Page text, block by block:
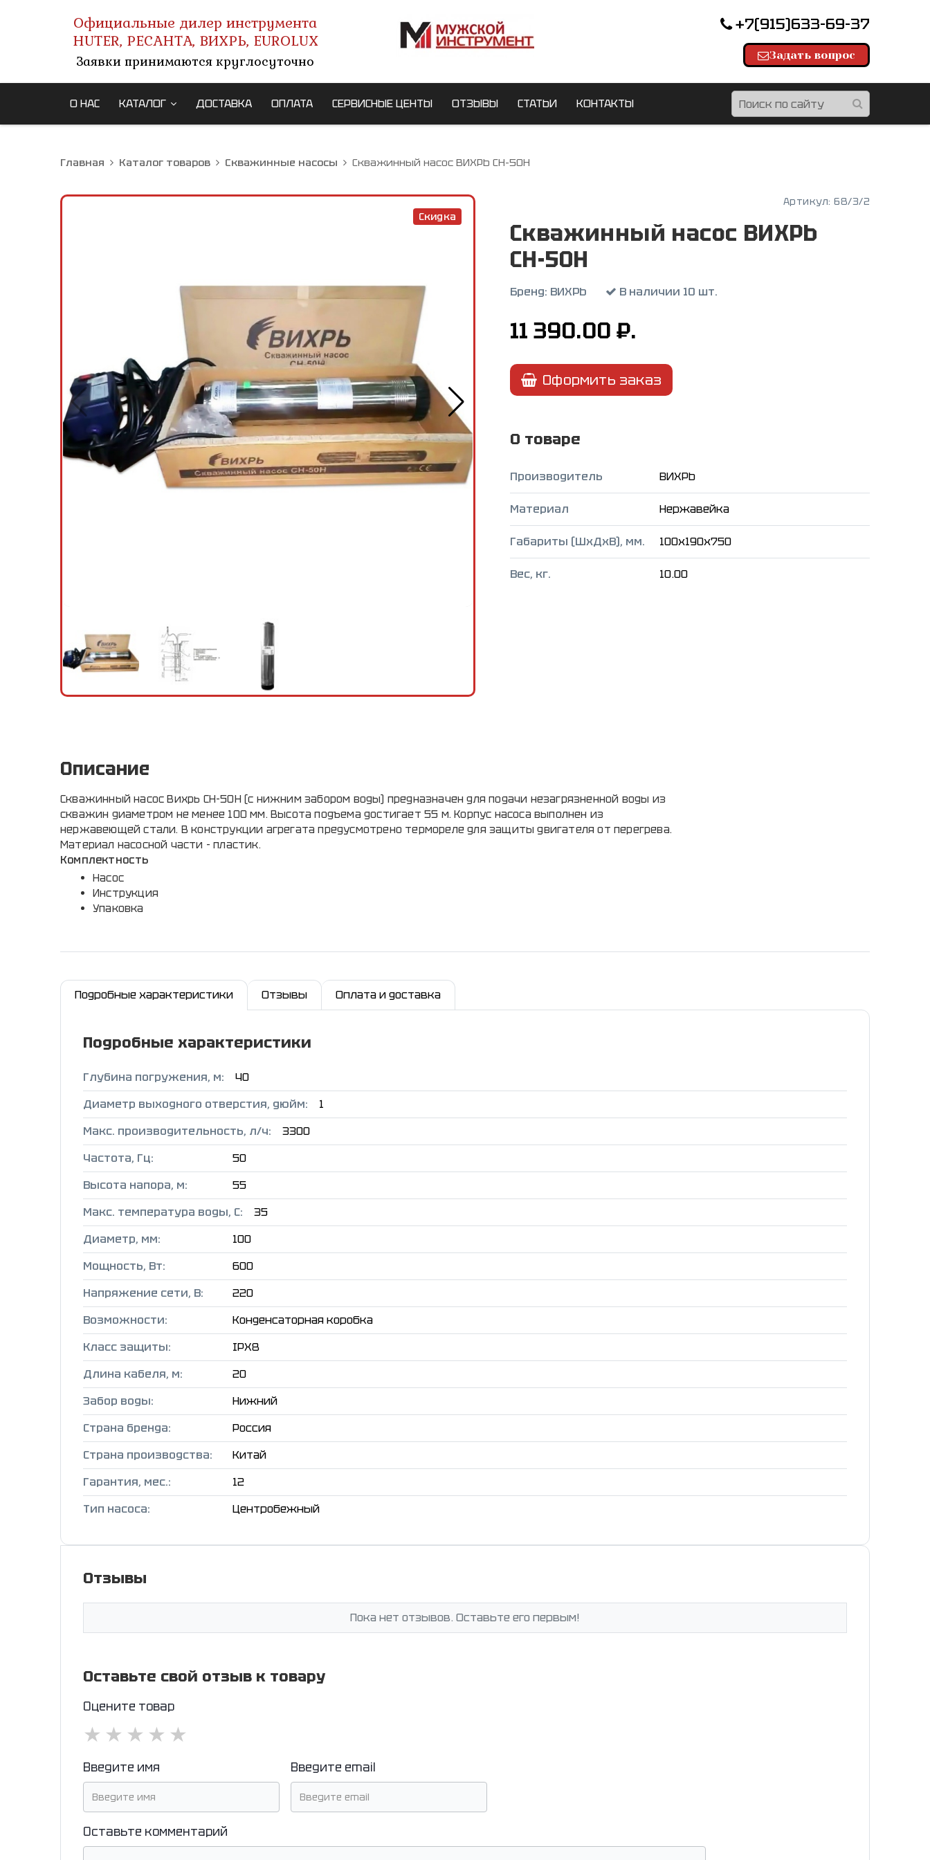
Официальные дилер инструмента
HUTER, РЕСАНТА, ВИХРЬ, EUROLUX
Заявки принимаются круглосуточно
+7(915)633-69-37
Задать вопрос
О НАС КАТАЛОГ ДОСТАВКА ОПЛАТА СЕРВИСНЫЕ ЦЕНТЫ ОТЗЫВЫ СТАТЬИ КОНТАКТЫ
Главная Каталог товаров Скважинные насосы Скважинный насос ВИХРЬ СН-50Н
Скидка
Артикул: 68/3/2
Скважинный насос ВИХРЬ
СН-50Н
Бренд: ВИХРЬ В наличии 10 шт.
11 390.00 ₽.
Оформить заказ
О товаре
Производитель ВИХРЬ
Материал Нержавейка
Габариты (ШxДxВ), мм. 100x190x750
Вес, кг. 10.00
Описание
Скважинный насос Вихрь СН-50Н (с нижним забором воды) предназначен для подачи незагрязненной воды из
скважин диаметром не менее 100 мм. Высота подъема достигает 55 м. Корпус насоса выполнен из
нержавеющей стали. В конструкции агрегата предусмотрено термореле для защиты двигателя от перегрева.
Материал насосной части - пластик.
Комплектность
Насос
Инструкция
Упаковка
Подробные характеристики Отзывы Оплата и доставка
Подробные характеристики
Глубина погружения, м:
40
Диаметр выходного отверстия, дюйм:
1
Макс. производительность, л/ч:
3300
Частота, Гц:
50
Высота напора, м:
55
Макс. температура воды, C:
35
Диаметр, мм:
100
Мощность, Вт:
600
Напряжение сети, В:
220
Возможности:
Конденсаторная коробка
Класс защиты:
IPX8
Длина кабеля, м:
20
Забор воды:
Нижний
Страна бренда:
Россия
Страна производства:
Китай
Гарантия, мес.:
12
Тип насоса:
Центробежный
Отзывы
Пока нет отзывов. Оставьте его первым!
Оставьте свой отзыв к товару
Оцените товар
★
★
★
★
★
Введите имя Введите email
Оставьте комментарий